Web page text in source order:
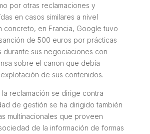
por otras reclamaciones y
en casos similares a nivel
concreto, en Francia, Google tuvo
de 500 euros por prácticas
durante sus negociaciones con
sobre el canon que debía
de sus contenidos.
reclamación se dirige contra
de gestión se ha dirigido también
multinacionales que proveen
de la información de formas